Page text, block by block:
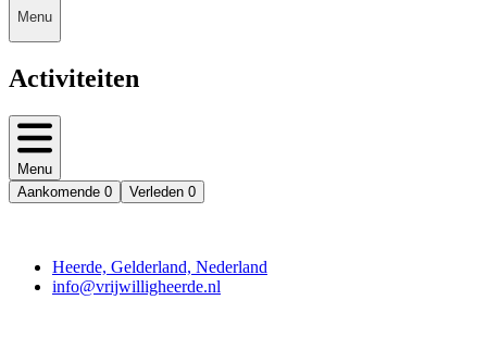
Menu
Activiteiten
Menu
Aankomende 0 Verleden 0
Heerde, Gelderland, Nederland
info@vrijwilligheerde.nl